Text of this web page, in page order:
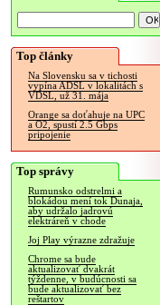
Top články
Na Slovensku sa v tichosti
vypína ADSL v lokalitách s
VDSL, už 31. mája
Orange sa doťahuje na UPC
a O2, spustí 2.5 Gbps
pripojenie
Top správy
Rumunsko odstrelmi a
blokádou mení tok Dunaja,
aby udržalo jadrovú
elektráreň v chode
Joj Play výrazne zdražuje
Chrome sa bude
aktualizovať dvakrát
týždenne, v budúcnosti sa
bude aktualizovať bez
reštartov